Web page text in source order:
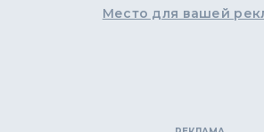
Место для вашей